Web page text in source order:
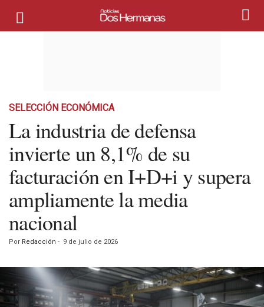
SELECCIÓN ECONÓMICA
La industria de defensa
invierte un 8,1% de su
facturación en I+D+i y supera
ampliamente la media
nacional
Por Redacción - 9 de julio de 2026